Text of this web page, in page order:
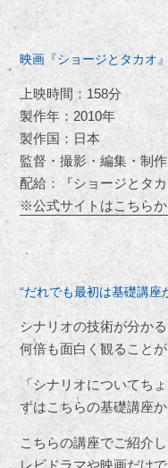
映画『ショージとタカオ
上映時間：158分
製作年：2010年
製作国：日本
監督・撮影・編集・制
配給：『ショージとタ
※公式サイトはこちらか
“だれでも最初は基礎講座
シナリオの技術が分かる
何倍も面白く観ること
「シナリオについてち
ずはこちらの基礎講座
こちらの講座でご紹介
レビドラマや映画だけ